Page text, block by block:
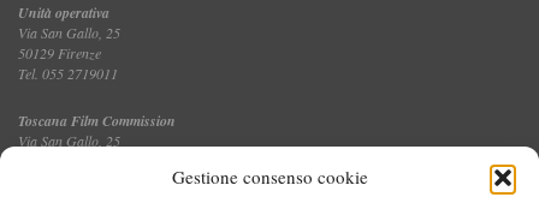
Gestione consenso cookie
Unità operativa
Via San Gallo, 25
50129 Firenze
Tel. 055 2719011
Toscana Film Commission
Via San Gallo, 25